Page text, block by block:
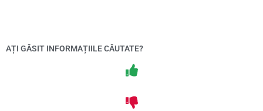
AȚI GĂSIT INFORMAȚIILE CĂUTATE?